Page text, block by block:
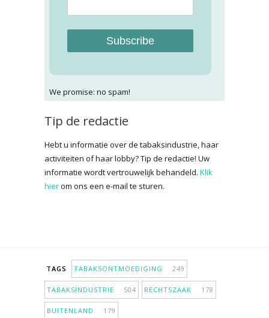
Subscribe
We promise: no spam!
Tip de redactie
Hebt u informatie over de tabaksindustrie, haar
activiteiten of haar lobby? Tip de redactie! Uw
informatie wordt vertrouwelijk behandeld. Klik
hierom ons een e-mail te sturen.
TAGS TABAKSONTMOEDIGING 249
TABAKSINDUSTRIE 504 RECHTSZAAK 178
BUITENLAND 179